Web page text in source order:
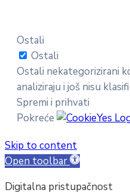
Ostali
Ostali
Ostali nekategorizirani
analiziraju i još nisu
Spremi i prihvati
Pokreće
Skip to content
Open toolbar
Digitalna pristupačnost